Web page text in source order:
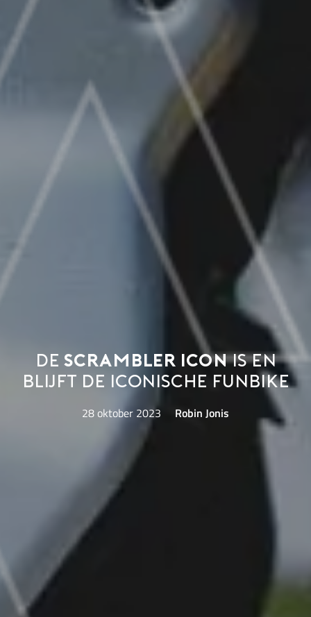
De Scrambler Iconis en
blijft de iconische funbike
28 oktober 2023 Robin Jonis